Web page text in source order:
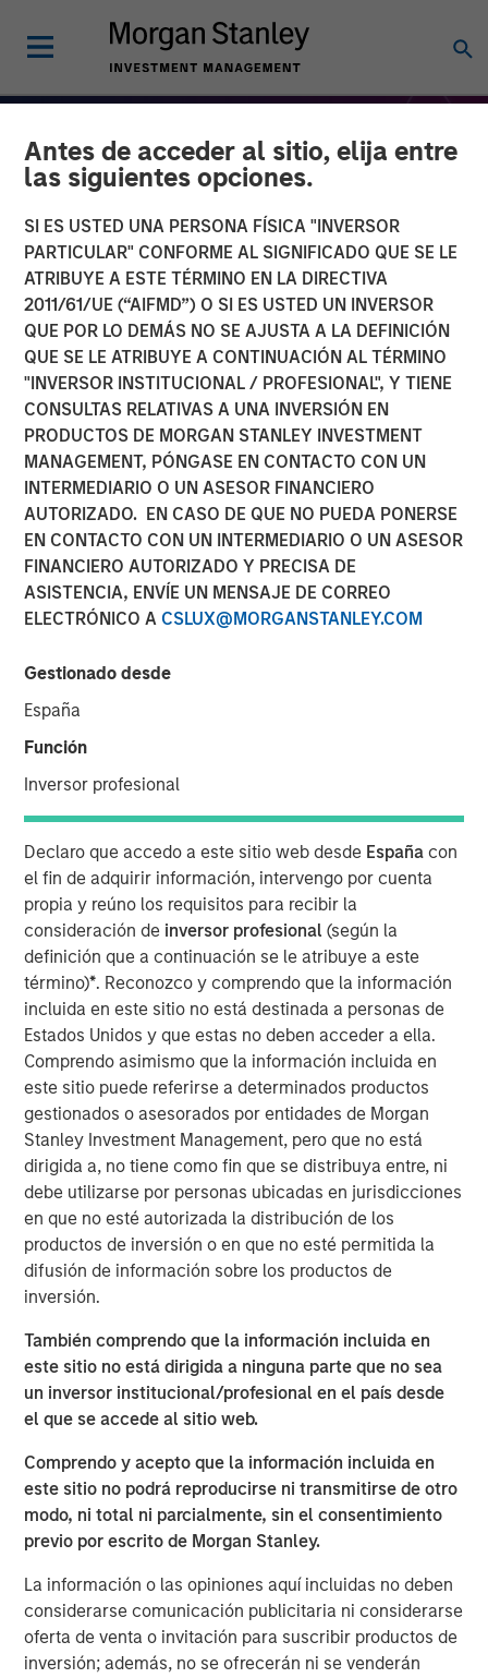
Antes de acceder al sitio, elija entre
las siguientes opciones.
SI ES USTED UNA PERSONA FÍSICA "INVERSOR
PARTICULAR" CONFORME AL SIGNIFICADO QUE SE LE
ATRIBUYE A ESTE TÉRMINO EN LA DIRECTIVA
2011/61/UE (“AIFMD”) O SI ES USTED UN INVERSOR
QUE POR LO DEMÁS NO SE AJUSTA A LA DEFINICIÓN
QUE SE LE ATRIBUYE A CONTINUACIÓN AL TÉRMINO
"INVERSOR INSTITUCIONAL / PROFESIONAL", Y TIENE
CONSULTAS RELATIVAS A UNA INVERSIÓN EN
PRODUCTOS DE MORGAN STANLEY INVESTMENT
MANAGEMENT, PÓNGASE EN CONTACTO CON UN
INTERMEDIARIO O UN ASESOR FINANCIERO
AUTORIZADO. EN CASO DE QUE NO PUEDA PONERSE
EN CONTACTO CON UN INTERMEDIARIO O UN ASESOR
FINANCIERO AUTORIZADO Y PRECISA DE
ASISTENCIA, ENVÍE UN MENSAJE DE CORREO
ELECTRÓNICO A CSLUX@MORGANSTANLEY.COM
Gestionado desde
España
Función
Inversor profesional
Declaro que accedo a este sitio web desde España con
el fin de adquirir información, intervengo por cuenta
propia y reúno los requisitos para recibir la
consideración de inversor profesional(según la
definición que a continuación se le atribuye a este
término)*. Reconozco y comprendo que la información
incluida en este sitio no está destinada a personas de
Estados Unidos y que estas no deben acceder a ella.
Comprendo asimismo que la información incluida en
este sitio puede referirse a determinados productos
gestionados o asesorados por entidades de Morgan
Stanley Investment Management, pero que no está
dirigida a, no tiene como fin que se distribuya entre, ni
debe utilizarse por personas ubicadas en jurisdicciones
en que no esté autorizada la distribución de los
productos de inversión o en que no esté permitida la
difusión de información sobre los productos de
inversión.
También comprendo que la información incluida en
este sitio no está dirigida a ninguna parte que no sea
un inversor institucional/profesional en el país desde
el que se accede al sitio web.
Comprendo y acepto que la información incluida en
este sitio no podrá reproducirse ni transmitirse de otro
modo, ni total ni parcialmente, sin el consentimiento
previo por escrito de Morgan Stanley.
La información o las opiniones aquí incluidas no deben
considerarse comunicación publicitaria ni considerarse
oferta de venta o invitación para suscribir productos de
inversión; además, no se ofrecerán ni se venderán
THE BEAT INSIGHTS
Equity Market Monitor –
Q3 2025
09 OCTUBRE 2025
Overview of the current landscape across equity markets.
Eaton Vance Equity Team
Eaton Vance Equity is comprised of six distinct
investment teams of experienced, long-tenured investors.
We employ bottom-up, research driven investment
long-term performance for clients. We utilize a structural
approach to mitigate behavioral biases in investment
decision-making. Eaton Vance Equity investment teams
manage diverse strategies across U.S., international and
global equity covering various market capitalization and
investment styles.
ARTÍCULOS RELACIONADOS
ARTÍCULO
2026 Russell Reconstitution: A New Lens on
Growth, Value and Active Management
ARTÍCULO
Equity Market Monitor – Q2 2026
ARTÍCULO
Why Quality Stocks Still Matter in Today’s
Market
Featured Insights